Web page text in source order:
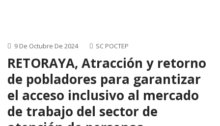
9 De Octubre De 2024 SC POCTEP
RETORAYA, Atracción y retorno
de pobladores para garantizar
el acceso inclusivo al mercado
de trabajo del sector de